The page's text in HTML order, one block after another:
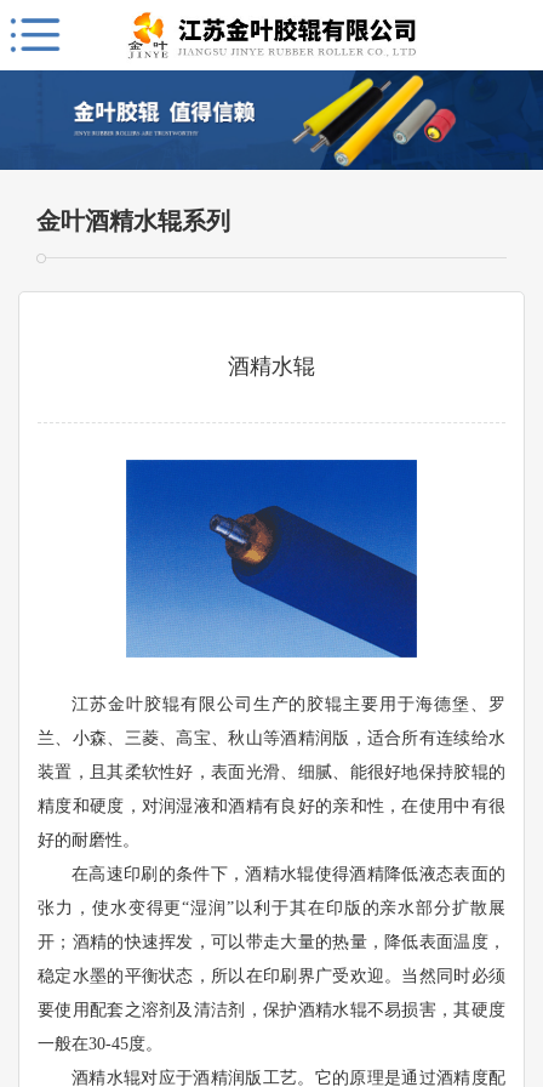
金叶酒精水辊系列
酒精水辊
江苏金叶胶辊有限公司生产的胶辊主要用于海德堡、罗
兰、小森、三菱、高宝、秋山等酒精润版，适合所有连续给水
装置，且其柔软性好，表面光滑、细腻、能很好地保持胶辊的
精度和硬度，对润湿液和酒精有良好的亲和性，在使用中有很
好的耐磨性。
在高速印刷的条件下，酒精水辊使得酒精降低液态表面的
张力，使水变得更“湿润”以利于其在印版的亲水部分扩散展
开；酒精的快速挥发，可以带走大量的热量，降低表面温度，
稳定水墨的平衡状态，所以在印刷界广受欢迎。当然同时必须
要使用配套之溶剂及清洁剂，保护酒精水辊不易损害，其硬度
一般在30-45度。
酒精水辊对应于酒精润版工艺。它的原理是通过酒精度配